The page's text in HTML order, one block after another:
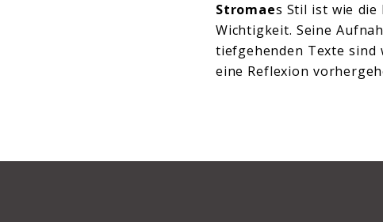
Stromaes Stil ist wie
Wichtigkeit. Seine
tiefgehenden Texte sind
eine Reflexion